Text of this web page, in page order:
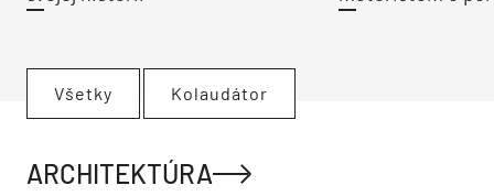
Všetky Kolaudátor
ARCHITEKTÚRA